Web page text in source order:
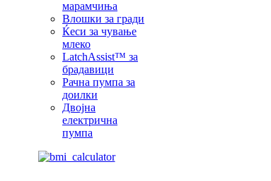
марамчиња
Влошки за гради
Ќеси за чување
млеко
LatchAssist™ за
брадавици
Рачна пумпа за
доилки
Двојна
електрична
пумпа